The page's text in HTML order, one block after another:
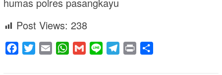
humas polres pasangkayu
Post Views: 238
Facebook
Twitter Email WhatsApp
Gmail Line Telegram
Print